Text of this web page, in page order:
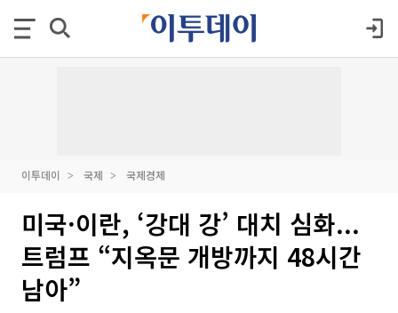
이투데이 국제 국제경제
미국·이란, ‘강대 강’ 대치 심화...
트럼프 “지옥문 개방까지 48시간
남아”